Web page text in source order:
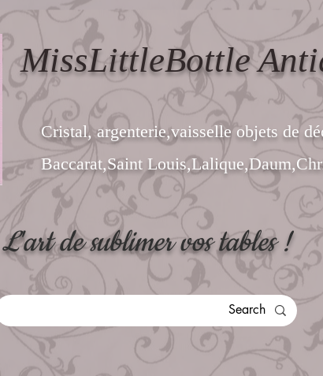
MissLittleBottle
Cristal, argenterie,vaisselle objets de
Baccarat,Saint
L'art de sublimer vos tables !